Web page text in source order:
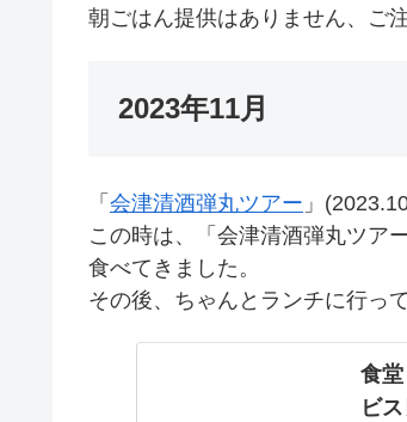
朝ごはん提供はありません、ご
2023年11月
「 会津清酒弾丸ツアー 」
この時は、「会津清酒弾丸ツア
食べてきました。
その後、ちゃんとランチに行っ
食
ビ